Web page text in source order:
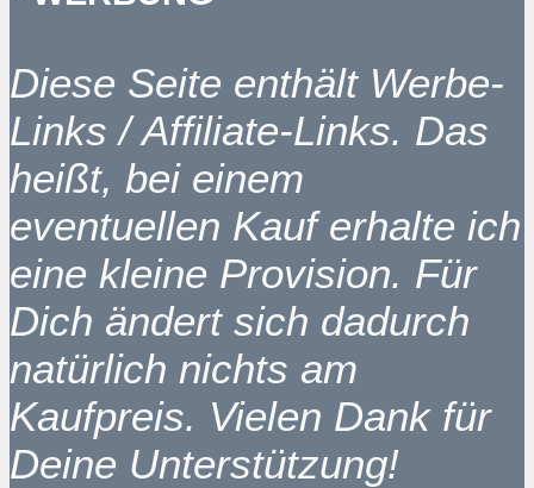
Diese Seite enthält Werbe-
Links / Affiliate-Links. Das
heißt, bei einem
eventuellen Kauf erhalte ich
eine kleine Provision. Für
Dich ändert sich dadurch
natürlich nichts am
Kaufpreis. Vielen Dank für
Deine Unterstützung!